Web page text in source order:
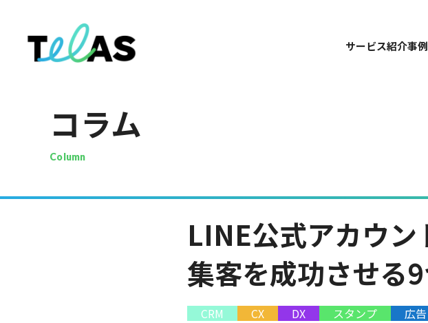
サービス紹介事例
コラム
Column
LINE公式アカウ
集客を成功させる
CRM CX DX スタンプ 広告